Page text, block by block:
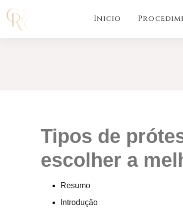
Inicio
tipos de prótese mais usadas: como
escolher a
Resumo
Introdução